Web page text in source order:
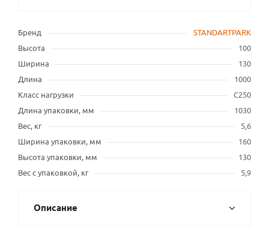
Бренд
STANDARTPARK
Высота
100
Ширина
130
Длина
1000
Класс нагрузки
C250
Длина упаковки, мм
1030
Вес, кг
5,6
Ширина упаковки, мм
160
Высота упаковки, мм
130
Вес с упаковкой, кг
5,9
Описание